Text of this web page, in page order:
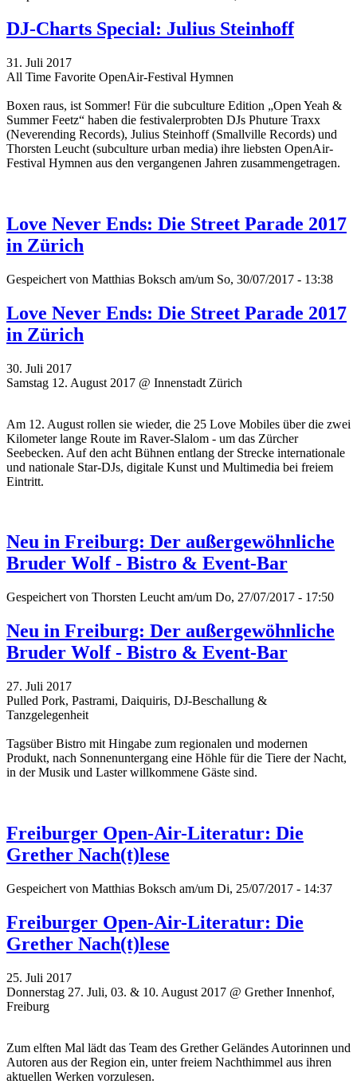
DJ-Charts Special: Julius Steinhoff
31. Juli 2017
All Time Favorite OpenAir-Festival Hymnen
Boxen raus, ist Sommer! Für die subculture Edition „Open Yeah &
Summer Feetz“ haben die festivalerprobten DJs Phuture Traxx
(Neverending Records), Julius Steinhoff (Smallville Records) und
Thorsten Leucht (subculture urban media) ihre liebsten OpenAir-
Festival Hymnen aus den vergangenen Jahren zusammengetragen.
Love Never Ends: Die Street Parade 2017
in Zürich
Gespeichert von Matthias Boksch am/um So, 30/07/2017 - 13:38
Love Never Ends: Die Street Parade 2017
in Zürich
30. Juli 2017
Samstag 12. August 2017 @ Innenstadt Zürich
Am 12. August rollen sie wieder, die 25 Love Mobiles über die zwei
Kilometer lange Route im Raver-Slalom - um das Zürcher
Seebecken. Auf den acht Bühnen entlang der Strecke internationale
und nationale Star-DJs, digitale Kunst und Multimedia bei freiem
Eintritt.
Neu in Freiburg: Der außergewöhnliche
Bruder Wolf - Bistro & Event-Bar
Gespeichert von Thorsten Leucht am/um Do, 27/07/2017 - 17:50
Neu in Freiburg: Der außergewöhnliche
Bruder Wolf - Bistro & Event-Bar
27. Juli 2017
Pulled Pork, Pastrami, Daiquiris, DJ-Beschallung &
Tanzgelegenheit
Tagsüber Bistro mit Hingabe zum regionalen und modernen
Produkt, nach Sonnenuntergang eine Höhle für die Tiere der Nacht,
in der Musik und Laster willkommene Gäste sind.
Freiburger Open-Air-Literatur: Die
Grether Nach(t)lese
Gespeichert von Matthias Boksch am/um Di, 25/07/2017 - 14:37
Freiburger Open-Air-Literatur: Die
Grether Nach(t)lese
25. Juli 2017
Donnerstag 27. Juli, 03. & 10. August 2017 @ Grether Innenhof,
Freiburg
Zum elften Mal lädt das Team des Grether Geländes Autorinnen und
Autoren aus der Region ein, unter freiem Nachthimmel aus ihren
aktuellen Werken vorzulesen.